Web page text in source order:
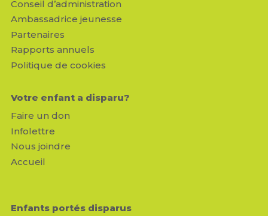
Conseil d’administration
Ambassadrice jeunesse
Partenaires
Rapports annuels
Politique de cookies
Votre enfant a disparu?
Faire un don
Infolettre
Nous joindre
Accueil
Enfants portés disparus